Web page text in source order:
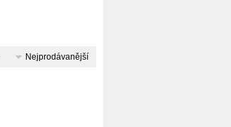
Nejprodávanější